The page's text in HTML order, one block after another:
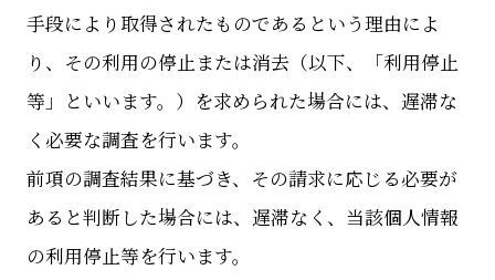
手段により取得されたものであるという理由によ
り、その利用の停止または消去（以下、「利用停止
等」といいます。）を求められた場合には、遅滞な
く必要な調査を行います。
前項の調査結果に基づき、その請求に応じる必要が
あると判断した場合には、遅滞なく、当該個人情報
の利用停止等を行います。